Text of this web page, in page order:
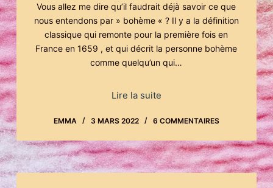
Vous allez me dire qu’il faudrait déjà savoir ce que
nous entendons par » bohème « ? Il y a la définition
classique qui remonte pour la première fois en
France en 1659 , et qui décrit la personne bohème
comme quelqu’un qui…
Lire la suite
EMMA 3 MARS 2022 6 COMMENTAIRES